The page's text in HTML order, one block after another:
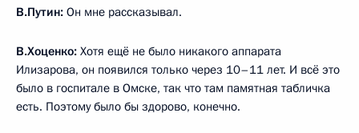
В.Путин: Он мне рассказывал.
В.Хоценко: Хотя ещё не было никакого аппарата
Илизарова, он появился только через 10–11 лет. И всё это
было в госпитале в Омске, так что там памятная табличка
есть. Поэтому было бы здорово, конечно.